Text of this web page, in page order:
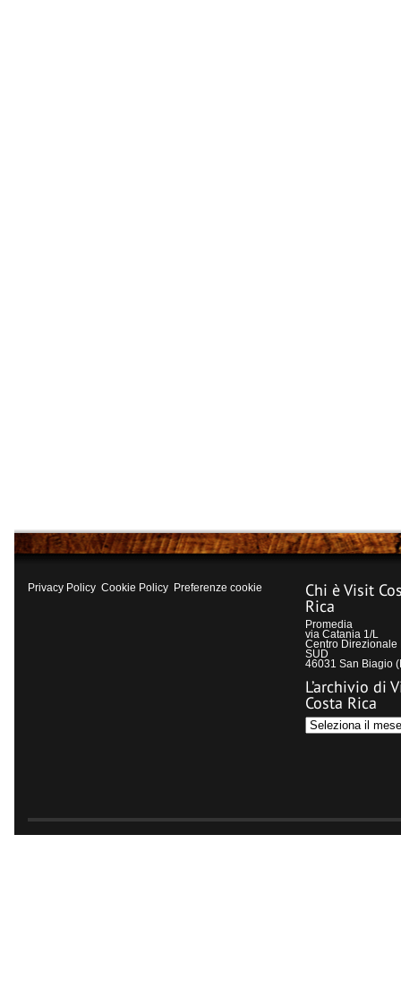
Privacy Policy Cookie Policy Preferenze cookie Chi è Visit
Rica
Promedia
via Catania 1/L
Centro Direzionale
SUD
46031 San Biagio
L’archivio di
Costa Rica
L’archivio
di